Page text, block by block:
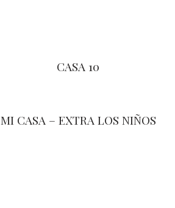
CASA 10
MI CASA – EXTRA LOS NIÑOS